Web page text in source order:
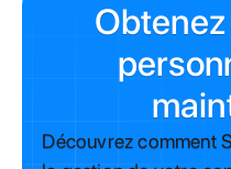
Découvrez comment